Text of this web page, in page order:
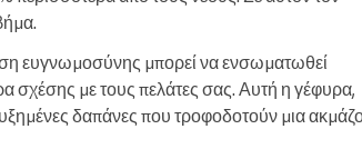
ευγνωμοσύνης μπορεί να ενσωματωθεί
σχέσης με τους πελάτες σας. Αυτή η γέφυρα,
δαπάνες που τροφοδοτούν μια